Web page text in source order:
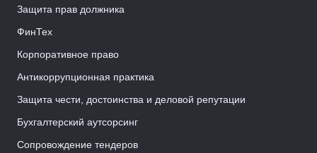
Защита прав должника
ФинТех
Корпоративное право
Антикоррупционная практика
Защита чести, достоинства и деловой репутации
Бухгалтерский аутсорсинг
Сопровождение тендеров